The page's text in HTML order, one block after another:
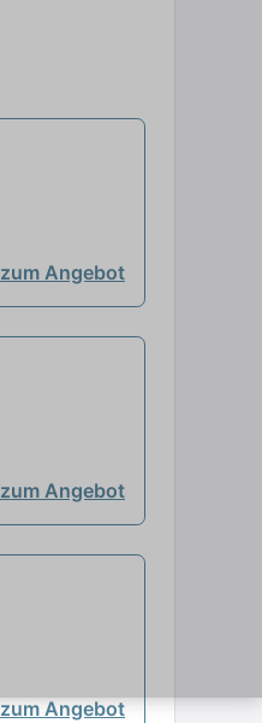
zum Angebot
zum Angebot
zum Angebot